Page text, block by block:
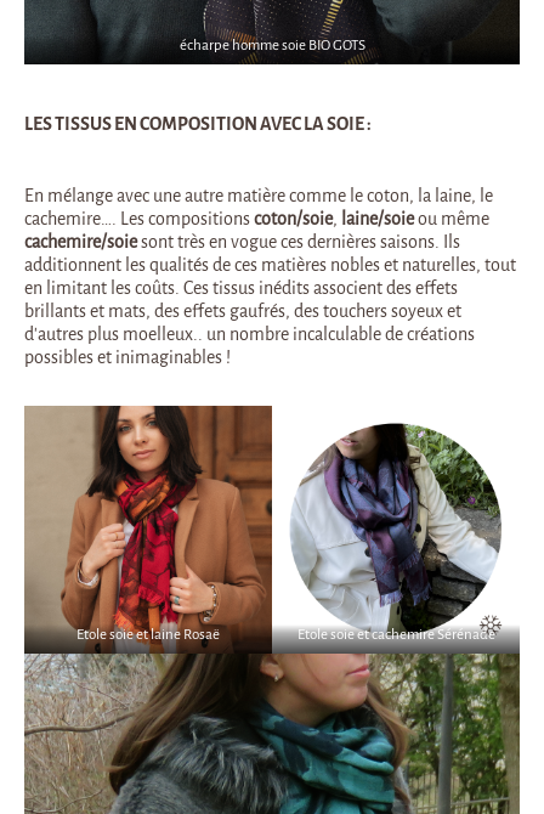
écharpe homme soie BIO GOTS
LES TISSUS EN COMPOSITION AVEC LA SOIE :
En mélange avec une autre matière comme le coton, la laine, le
cachemire…. Les compositionscoton/soie, laine/soieou même
cachemire/soiesont très en vogue ces dernières saisons. Ils
additionnent les qualités de ces matières nobles et naturelles, tout
en limitant les coûts. Ces tissus inédits associent des effets
brillants et mats, des effets gaufrés, des touchers soyeux et
d’autres plus moelleux.. un nombre incalculable de créations
possibles et inimaginables !
Etole soie et laine Rosaë Etole soie et cachemire Sérénade